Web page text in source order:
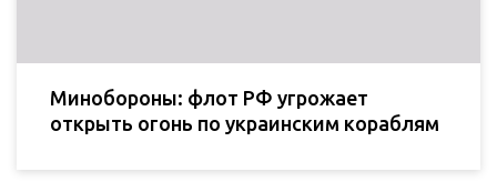
Минобороны: флот РФ угрожает
открыть огонь по украинским кораблям